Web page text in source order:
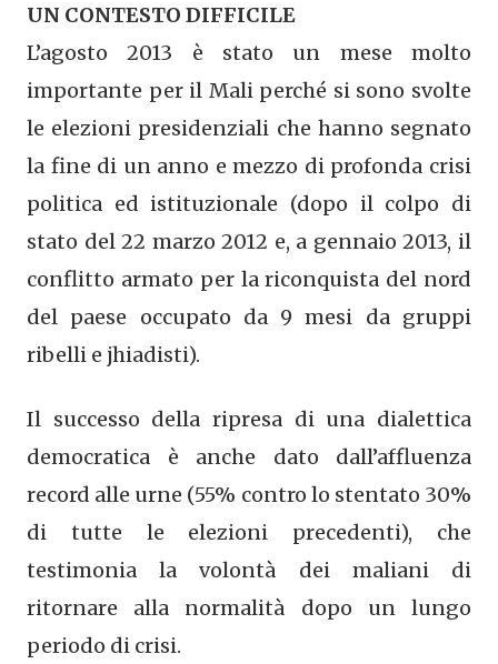
UN CONTESTO DIFFICILE
L’agosto 2013 è stato un mese molto
importante per il Mali perché si sono svolte
le elezioni presidenziali che hanno segnato
la fine di un anno e mezzo di profonda crisi
politica ed istituzionale (dopo il colpo di
stato del 22 marzo 2012 e, a gennaio 2013, il
conflitto armato per la riconquista del nord
del paese occupato da 9 mesi da gruppi
ribelli e jhiadisti).
Il successo della ripresa di una dialettica
democratica è anche dato dall’affluenza
record alle urne (55% contro lo stentato 30%
di tutte le elezioni precedenti), che
testimonia la volontà dei maliani di
ritornare alla normalità dopo un lungo
periodo di crisi.